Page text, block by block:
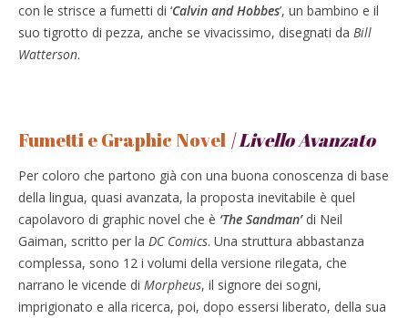
con le strisce a fumetti di ‘Calvin and Hobbes’, un bambino e il
suo tigrotto di pezza, anche se vivacissimo, disegnati da Bill
Watterson.
Fumetti e Graphic Novel | Livello Avanzato
Per coloro che partono già con una buona conoscenza di base
della lingua, quasi avanzata, la proposta inevitabile è quel
capolavoro di graphic novel che è ‘The Sandman’di Neil
Gaiman, scritto per la DC Comics. Una struttura abbastanza
complessa, sono 12 i volumi della versione rilegata, che
narrano le vicende di Morpheus, il signore dei sogni,
imprigionato e alla ricerca, poi, dopo essersi liberato, della sua